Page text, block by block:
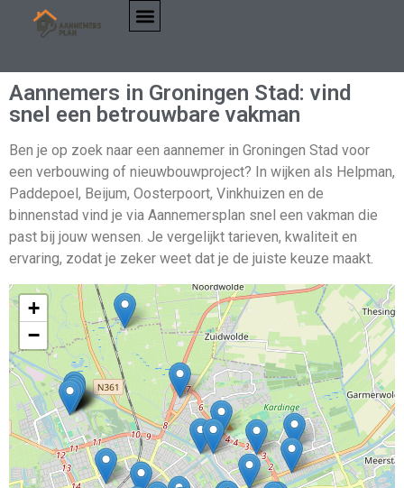
Aannemers in Groningen Stad: vind
snel een betrouwbare vakman
Ben je op zoek naar een aannemer in Groningen Stad voor
een verbouwing of nieuwbouwproject? In wijken als Helpman,
Paddepoel, Beijum, Oosterpoort, Vinkhuizen en de
binnenstad vind je via Aannemersplan snel een vakman die
past bij jouw wensen. Je vergelijkt tarieven, kwaliteit en
ervaring, zodat je zeker weet dat je de juiste keuze maakt.
+
−